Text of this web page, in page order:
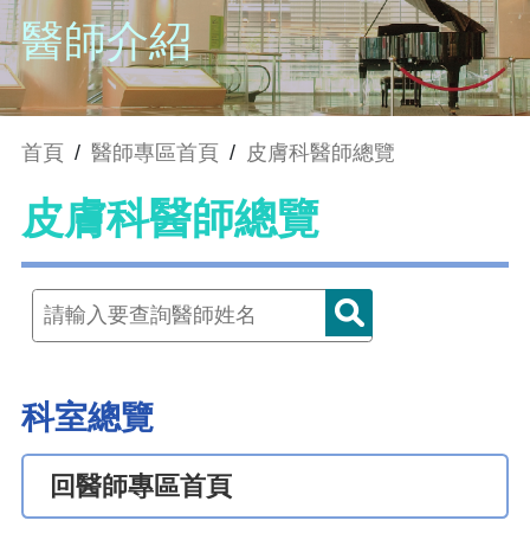
醫師介紹
首頁 / 醫師專區首頁 / 皮膚科醫師總覽
皮膚科醫師總覽
科室總覽
回醫師專區首頁